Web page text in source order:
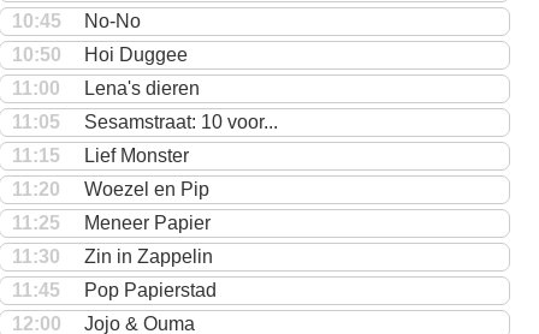
10:45
No-No
10:50
Hoi Duggee
11:00
Lena's dieren
11:05
Sesamstraat: 10 voor...
11:15
Lief Monster
11:20
Woezel en Pip
11:25
Meneer Papier
11:30
Zin in Zappelin
11:45
Pop Papierstad
12:00
Jojo & Ouma